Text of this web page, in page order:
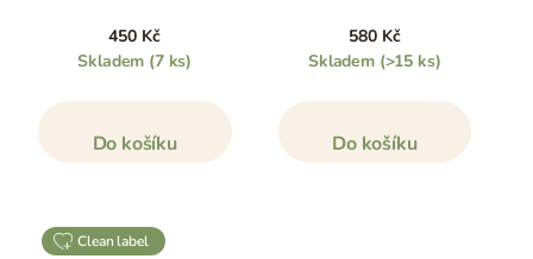
450 Kč
Skladem (7 ks)
Do košíku
580 Kč
Skladem (>15 ks)
Do košíku
clean label